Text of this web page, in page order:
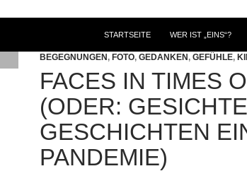
STARTSEITE
WER IST „EINS“?
BEGEGNUNGEN, FOTO, GEDANKEN, GEFÜHLE,
FACES IN TIMES
(ODER:
GESCHICHTEN
PANDEMIE)